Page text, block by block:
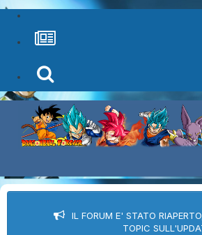
IL FORUM E' STATO
TOPIC